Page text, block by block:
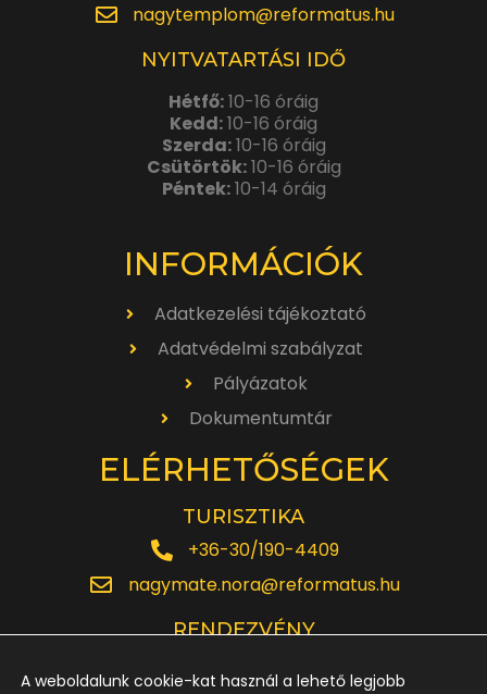
nagytemplom@reformatus.hu
NYITVATARTÁSI IDŐ
Hétfő:10-16 óráig
Kedd:10-16 óráig
Szerda:10-16 óráig
Csütörtök:10-16 óráig
Péntek:10-14 óráig
INFORMÁCIÓK
Adatkezelési tájékoztató
Adatvédelmi szabályzat
Pályázatok
Dokumentumtár
ELÉRHETŐSÉGEK
TURISZTIKA
+36-30/190-4409
nagymate.nora@reformatus.hu
RENDEZVÉNY
A weboldalunk cookie-kat használ a lehető legjobb